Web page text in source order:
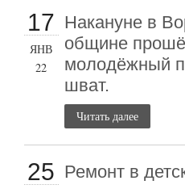
17
ЯНВ
22
Накануне в
общине
молодёжный
шват.
Читать далее
25 Ремонт в